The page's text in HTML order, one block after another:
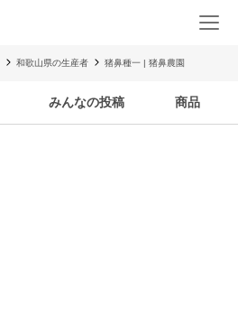
和歌山県の生産者 猪鼻種一 | 猪鼻農園
みんなの投稿 商品